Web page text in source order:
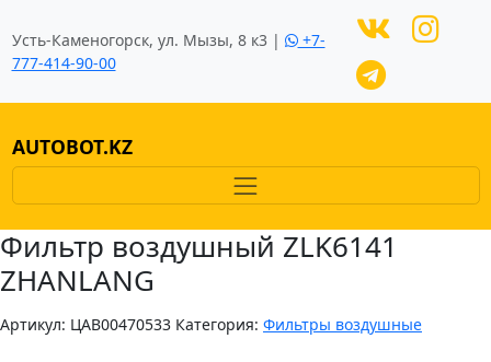
Усть-Каменогорск, ул. Мызы, 8 к3 |
+7-
777-414-90-00
AUTOBOT.KZ
Фильтр воздушный ZLK6141
ZHANLANG
Артикул: ЦAB00470533 Категория: Фильтры воздушные